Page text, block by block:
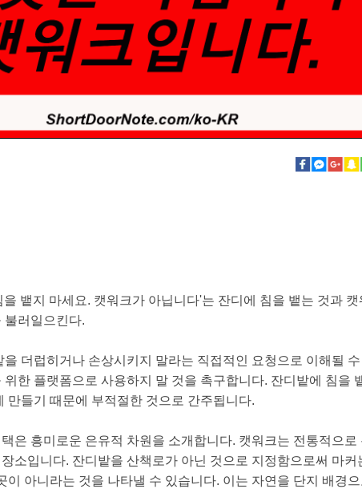
뱉지 마세요. 캣워크가 아닙니다'는 잔디에 침을 뱉는 것과
불러일으킨다.
더럽히거나 손상시키지 말라는 직접적인 요청으로 이해될
한 플랫폼으로 사용하지 말 것을 촉구합니다. 잔디밭에 침을
만들기 때문에 부적절한 것으로 간주됩니다.
택은 흥미로운 은유적 차원을 소개합니다. 캣워크는 전통적으
소입니다. 잔디밭을 산책로가 아닌 것으로 지정함으로써 마커
이 아니라는 것을 나타낼 수 있습니다. 이는 자연을 단지 배경